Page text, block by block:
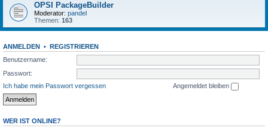
OPSI PackageBuilder
Moderator: pandel
Themen: 163
ANMELDEN • REGISTRIEREN
Benutzername:
Passwort:
Ich habe mein Passwort vergessen
Angemeldet bleiben
WER IST ONLINE?